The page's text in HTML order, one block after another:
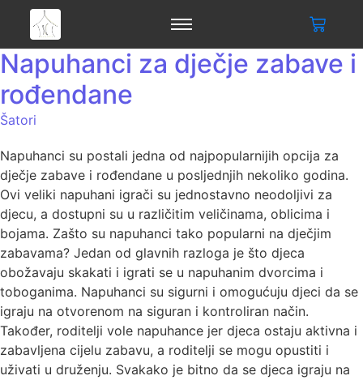
Napuhanci za dječje zabave i
rođendane
Šatori
Napuhanci su postali jedna od najpopularnijih opcija za
dječje zabave i rođendane u posljednjih nekoliko godina.
Ovi veliki napuhani igrači su jednostavno neodoljivi za
djecu, a dostupni su u različitim veličinama, oblicima i
bojama. Zašto su napuhanci tako popularni na dječjim
zabavama? Jedan od glavnih razloga je što djeca
obožavaju skakati i igrati se u napuhanim dvorcima i
toboganima. Napuhanci su sigurni i omogućuju djeci da se
igraju na otvorenom na siguran i kontroliran način.
Također, roditelji vole napuhance jer djeca ostaju aktivna i
zabavljena cijelu zabavu, a roditelji se mogu opustiti i
uživati u druženju. Svakako je bitno da se djeca igraju na